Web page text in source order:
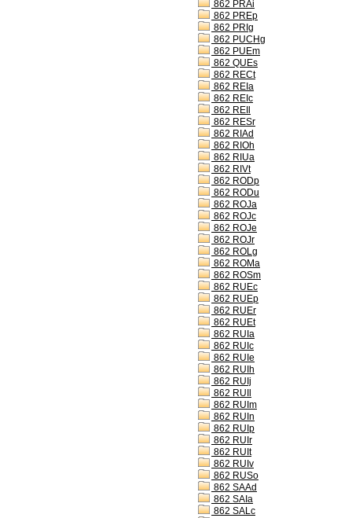
862 PRAi
862 PREp
862 PRIg
862 PUCHg
862 PUEm
862 QUEs
862 RECt
862 REIa
862 REIc
862 REIl
862 RESr
862 RIAd
862 RIOh
862 RIUa
862 RIVt
862 RODp
862 RODu
862 ROJa
862 ROJc
862 ROJe
862 ROJr
862 ROLg
862 ROMa
862 ROSm
862 RUEc
862 RUEp
862 RUEr
862 RUEt
862 RUIa
862 RUIc
862 RUIe
862 RUIh
862 RUIj
862 RUIl
862 RUIm
862 RUIn
862 RUIp
862 RUIr
862 RUIt
862 RUIv
862 RUSo
862 SAAd
862 SAIa
862 SALc